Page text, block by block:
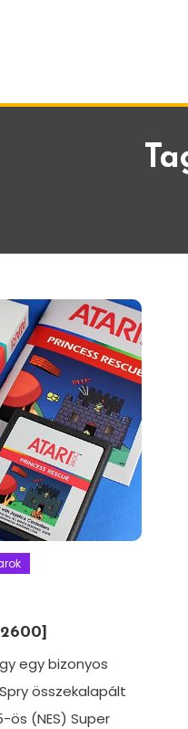
egy bizonyos
összekalapált
(NES) Super